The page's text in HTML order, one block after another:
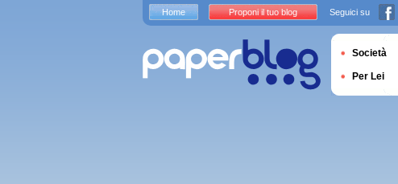
Home Proponi il tuo blog Seguici su
Società
Per Lei